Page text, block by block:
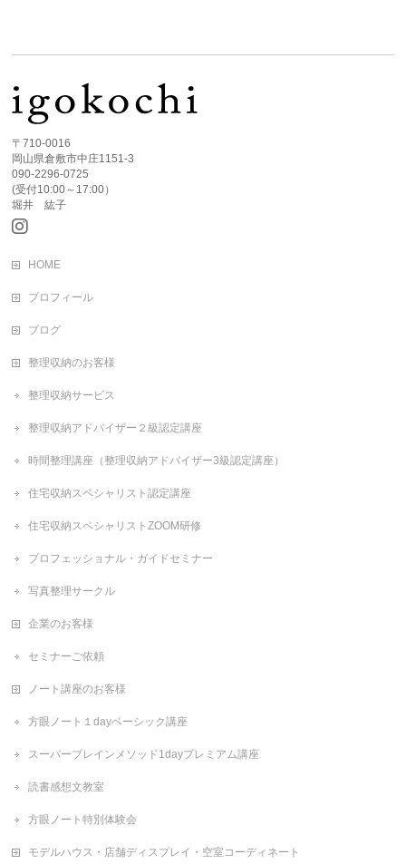
〒710-0016
岡山県倉敷市中庄1151-3
090-2296-0725
(受付10:00～17:00）
堀井 紘子
HOME
プロフィール
ブログ
整理収納のお客様
整理収納サービス
整理収納アドバイザー２級認定講座
時間整理講座（整理収納アドバイザー3級認定講座）
住宅収納スペシャリスト認定講座
住宅収納スペシャリストZOOM研修
プロフェッショナル・ガイドセミナー
写真整理サークル
企業のお客様
セミナーご依頼
ノート講座のお客様
方眼ノート１dayベーシック講座
スーパーブレインメソッド1dayプレミアム講座
読書感想文教室
方眼ノート特別体験会
モデルハウス・店舗ディスプレイ・空室コーディネート